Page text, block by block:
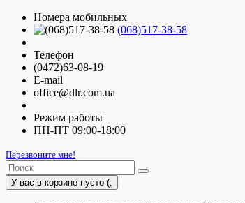
Номера мобильных
(068)517-38-58
Телефон
(0472)63-08-19
E-mail
office@dlr.com.ua
Режим работы
ПН-ПТ 09:00-18:00
Перезвоните мне!
У вас в корзине пусто (;